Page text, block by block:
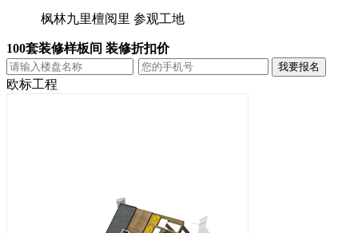
枫林九里檀阅里参观工地
100套装修样板间 装修折扣价
欧标工程